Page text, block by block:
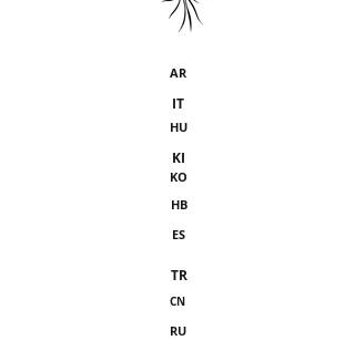
TR
CN
RU
AR
IT
HU
KI
KO
HB
ES